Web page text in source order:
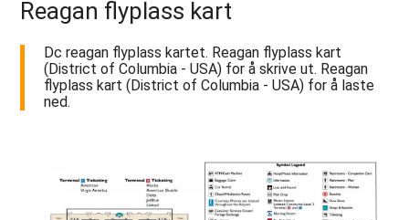
Reagan flyplass kart
Dc reagan flyplass kartet. Reagan flyplass kart
(District of Columbia - USA) for å skrive ut. Reagan
flyplass kart (District of Columbia - USA) for å laste
ned.